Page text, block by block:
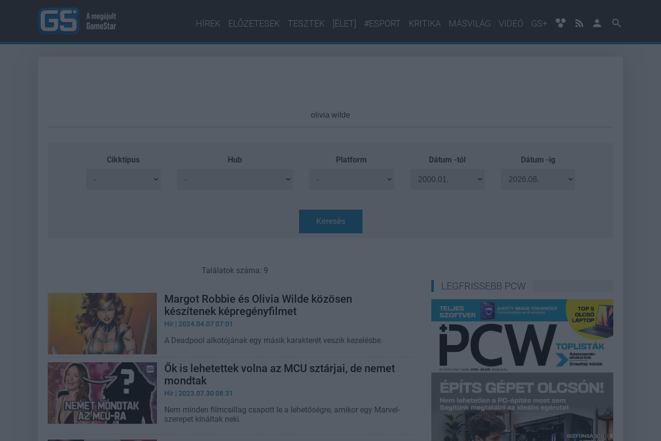
HÍREK ELŐZETESEK TESZTEK [ÉLET] #ESPORT KRITIKA MÁSVILÁG VIDEÓ GS+
Cikktípus Hub Platform Dátum -tól Dátum -ig
Keresés
Találatok száma: 9
Margot Robbie és Olivia Wilde közösen
készítenek képregényfilmet
Hír | 2024.04.07 07:01
A Deadpool alkotójának egy másik karakterét veszik kezelésbe.
Ők is lehetettek volna az MCU sztárjai, de nemet
mondtak
Hír | 2023.07.30 08:31
Nem minden filmcsillag csapott le a lehetőségre, amikor egy Marvel-
szerepet kínáltak neki.
LEGFRISSEBB PCW